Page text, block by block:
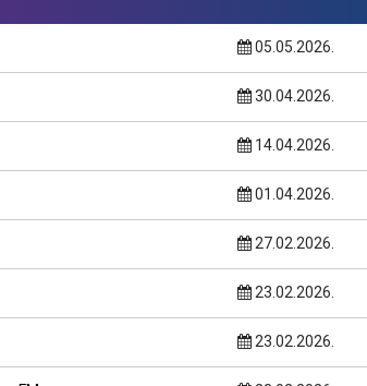
05.05.2026.
30.04.2026.
14.04.2026.
01.04.2026.
27.02.2026.
23.02.2026.
23.02.2026.